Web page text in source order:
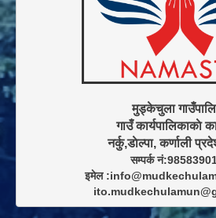
मुड्केचुला
गाउँ कार्यपालिकाकाे
सम्पर्क
इमेल